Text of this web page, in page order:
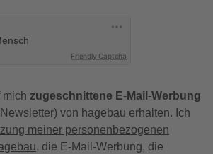
Friendly Captcha
mich zugeschnittene E-Mail-Werbung
von hagebau erhalten. Ich
meiner personenbezogenen
, die E-Mail-Werbung, die